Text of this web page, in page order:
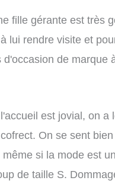
fille gérante est très
lui rendre visite et
de marque
est jovial, on a
On se sent
si la mode est
de taille S.